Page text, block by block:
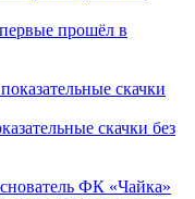
прошёл в
скачки без